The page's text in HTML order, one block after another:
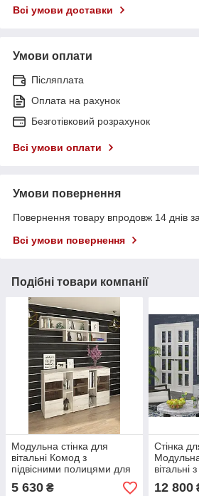
Всі умови доставки
Умови оплати
Післяплата
Оплата на рахунок
Безготівковий розрахунок
Всі умови оплати
Умови повернення
Повернення товару впродовж 14 днів
Всі умови повернення
Подібні товари компанії
Модульна стінка для
вітальні Комод з
підвісними полицями для
вітальні
5 630 ₴
Стінка
вітальні
Стінка в
12 800